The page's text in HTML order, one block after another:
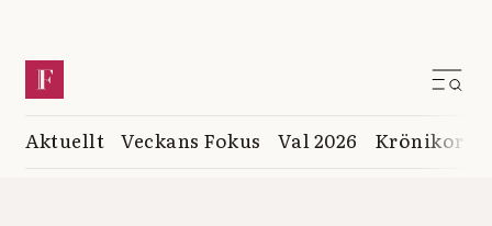
Aktuellt Veckans Fokus Val 2026 Krönikor